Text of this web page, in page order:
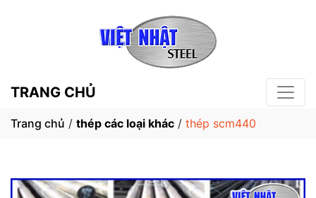
TRANG CHỦ
Trang chủ / thép các loại khác / thép scm440